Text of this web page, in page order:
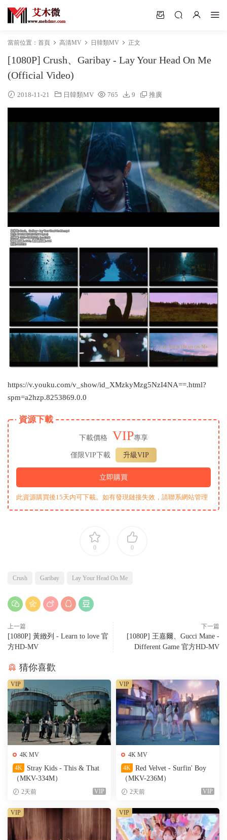
當前位置： 首頁 高清MV 日韓類MV 正文
[1080P] Crush、Garibay - Lay Your Head On Me
(Official Video)
2018-11-21 日韓類MV 765 9 推廣
https://v.youku.com/v_show/id_XMzkyMzg5NzI4NA==.html?
spm=a2hzp.8253869.0.0
資源下載
下載價格 VIP專享
僅限VIP下載 升級VIP
立即購買
此資源購買後15天内可下載。如有發現鏈接失效，請聯系網站管理
0 0
Crush Garibay Lay Your Head On Me
上一篇
[1080P] 黃緻列 - Learn to love 官
方HD-MV
下一篇
[1080P] 王嘉爾、Gucci Mane -
Different Game 官方HD-MV
猜你喜歡
4K MV
4K
Stray Kids - This & That
（MKV-334M）
2天前 VIP
VIP
4K MV
4K
Red Velvet - Surfin' Boy
（MKV-236M）
2天前 VIP
VIP
VIP VIP